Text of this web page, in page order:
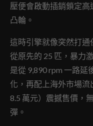
壓便會啟動插銷鎖定
凸輪。
這時引擎就像突然打
從原先的 25 匹，暴力
是從 9,890 rpm 一路延
化，再配上海外市場流
8.5 萬元）震撼售價，
彈。